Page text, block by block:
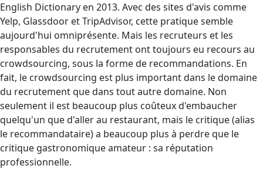
English Dictionary en 2013. Avec des sites d'avis comme
Yelp, Glassdoor et TripAdvisor, cette pratique semble
aujourd'hui omniprésente. Mais les recruteurs et les
responsables du recrutement ont toujours eu recours au
crowdsourcing, sous la forme de recommandations. En
fait, le crowdsourcing est plus important dans le domaine
du recrutement que dans tout autre domaine. Non
seulement il est beaucoup plus coûteux d'embaucher
quelqu'un que d'aller au restaurant, mais le critique (alias
le recommandataire) a beaucoup plus à perdre que le
critique gastronomique amateur : sa réputation
professionnelle.